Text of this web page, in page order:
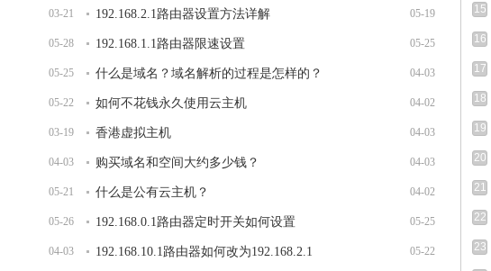
03-21 05-19
192.168.2.1路由器设置方法详解
05-28 05-25
192.168.1.1路由器限速设置
05-25 04-03
什么是域名？域名解析的过程是怎样的？
05-22 04-02
如何不花钱永久使用云主机
03-19 04-03
香港虚拟主机
04-03 04-03
购买域名和空间大约多少钱？
05-21 04-02
什么是公有云主机？
05-26 05-25
192.168.0.1路由器定时开关如何设置
04-03 05-22
192.168.10.1路由器如何改为192.168.2.1
15
16
17
18
19
20
21
22
23